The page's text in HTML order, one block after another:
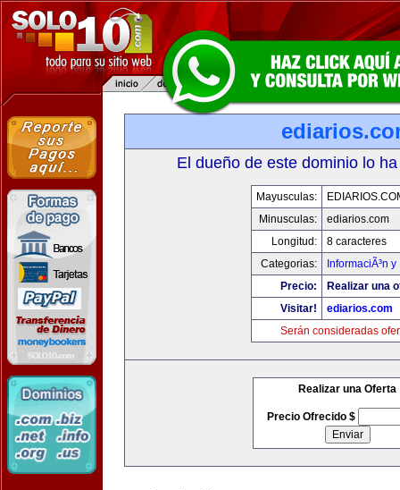
El dueño de este dominio lo
Mayusculas:
Minusculas:
ediarios.com
Longitud:
8 caracteres
Categorias:
InformaciÃ³n
Precio:
Realizar una
Visitar!
ediarios.com
Serán consideradas
Realizar una Oferta
Precio Ofrecido $